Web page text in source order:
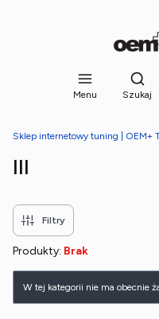
Menu Szukaj
Sklep internetowy tuning | OEM+
III
Filtry
Produkty: Brak
Lista produktów
W tej kategorii nie ma obecnie